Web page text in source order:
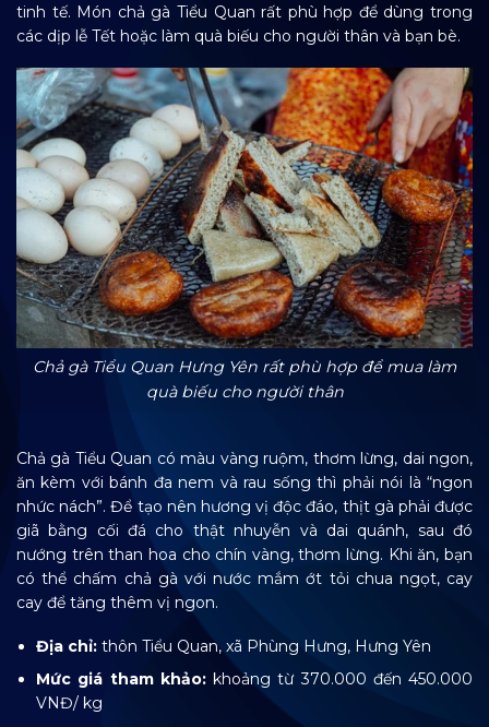
tinh tế. Món chả gà Tiểu Quan rất phù hợp để dùng trong
các dịp lễ Tết hoặc làm quà biếu cho người thân và bạn bè.
Chả gà Tiểu Quan Hưng Yên rất phù hợp để mua làm
quà biếu cho người thân
Chả gà Tiểu Quan có màu vàng ruộm, thơm lừng, dai ngon,
ăn kèm với bánh đa nem và rau sống thì phải nói là “ngon
nhức nách”. Để tạo nên hương vị độc đáo, thịt gà phải được
giã bằng cối đá cho thật nhuyễn và dai quánh, sau đó
nướng trên than hoa cho chín vàng, thơm lừng. Khi ăn, bạn
có thể chấm chả gà với nước mắm ớt tỏi chua ngọt, cay
cay để tăng thêm vị ngon.
Địa chỉ: thôn Tiểu Quan, xã Phùng Hưng, Hưng Yên
Mức giá tham khảo:khoảng từ 370.000 đến 450.000
VNĐ/ kg